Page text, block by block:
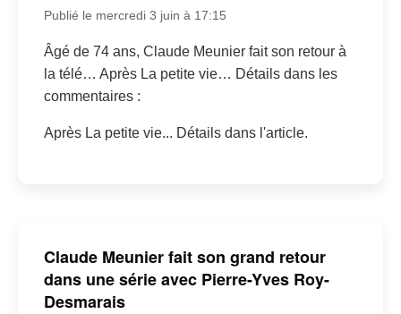
Publié le mercredi 3 juin à 17:15
Âgé de 74 ans, Claude Meunier fait son retour à
la télé… Après La petite vie… Détails dans les
commentaires :
Après La petite vie... Détails dans l'article.
Claude Meunier fait son grand retour
dans une série avec Pierre-Yves Roy-
Desmarais